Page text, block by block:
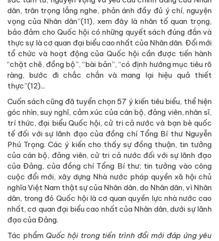
dân, trân trọng lắng nghe, phản ánh đầy đủ ý chí, nguyện
vọng của Nhân dân”(11), xem đây là nhân tố quan trọng,
bảo đảm cho Quốc hội có những quyết sách đúng đắn và
thực sự là cơ quan đại biểu cao nhất của Nhân dân. Đổi mới
tổ chức và hoạt động của Quốc hội cần được tiến hành
“chặt chẽ, đồng bộ”, “bài bản”, “có định hướng mục tiêu rõ
ràng, bước đi chắc chắn và mang lại hiệu quả thiết
thực”(12)...
Cuốn sách cũng đã tuyển chọn 57 ý kiến tiêu biểu, thể hiện
góc nhìn, suy nghĩ, cảm xúc của cán bộ, đảng viên, nhân sĩ,
trí thức, đại biểu Quốc hội, cử tri cả nước và bạn bè quốc
tế đối với sự lãnh đạo của đồng chí Tổng Bí thư Nguyễn
Phú Trọng. Các ý kiến cho thấy sự đồng thuận, tin tưởng
của cán bộ, đảng viên, cử tri cả nước đối với sự lãnh đạo
của Đảng, của đồng chí Tổng Bí thư; tin tưởng vào công
cuộc đổi mới, xây dựng Nhà nước pháp quyền xã hội chủ
nghĩa Việt Nam thật sự của Nhân dân, do Nhân dân, vì Nhân
dân, trong đó Quốc hội là cơ quan quyền lực nhà nước cao
nhất, cơ quan đại biểu cao nhất của Nhân dân, dưới sự lãnh
đạo của Đảng.
Tác phẩm Quốc hội trong tiến trình đổi mới đáp ứng yêu